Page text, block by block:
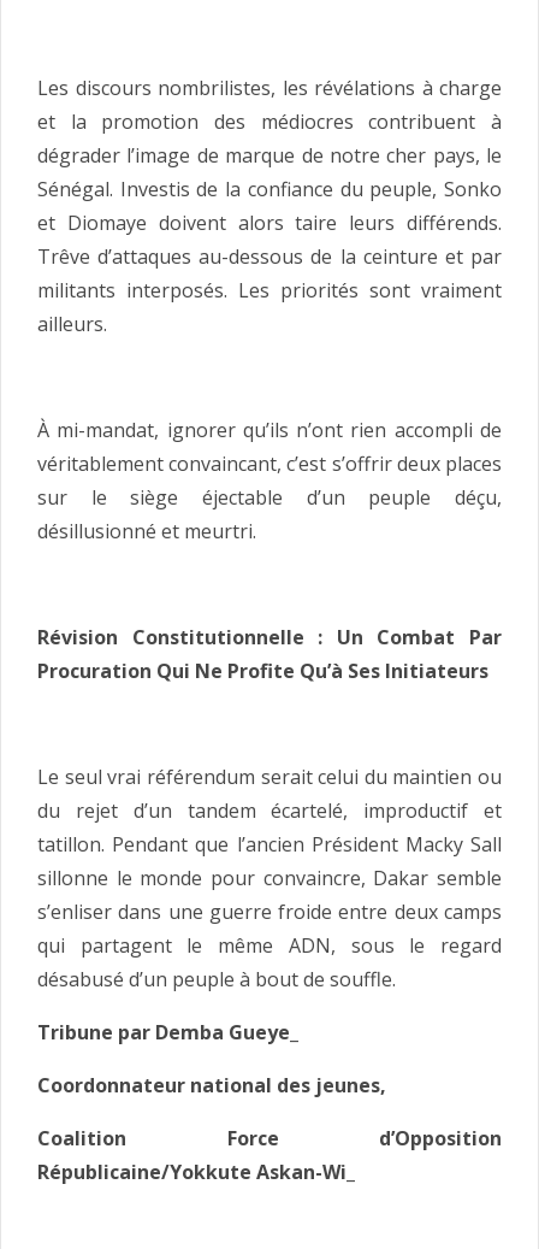
Les discours nombrilistes, les révélations à charge
et la promotion des médiocres contribuent à
dégrader l’image de marque de notre cher pays, le
Sénégal. Investis de la confiance du peuple, Sonko
et Diomaye doivent alors taire leurs différends.
Trêve d’attaques au-dessous de la ceinture et par
militants interposés. Les priorités sont vraiment
ailleurs.
À mi-mandat, ignorer qu’ils n’ont rien accompli de
véritablement convaincant, c’est s’offrir deux places
sur le siège éjectable d’un peuple déçu,
désillusionné et meurtri.
Révision Constitutionnelle : Un Combat Par
Procuration Qui Ne Profite Qu’à Ses Initiateurs
Le seul vrai référendum serait celui du maintien ou
du rejet d’un tandem écartelé, improductif et
tatillon. Pendant que l’ancien Président Macky Sall
sillonne le monde pour convaincre, Dakar semble
s’enliser dans une guerre froide entre deux camps
qui partagent le même ADN, sous le regard
désabusé d’un peuple à bout de souffle.
Tribune par Demba Gueye_
Coordonnateur national des jeunes,
Coalition Force d’Opposition
Républicaine/Yokkute Askan-Wi_